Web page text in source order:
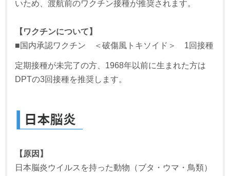
いため、渡航前のワクチン接種が推奨されます。
【ワクチンについて】
■国内承認ワクチン ＜破傷風トキソイド＞ 1回接種
定期接種が未完了の方、1968年以前に生まれた方は
DPTの3回接種を推奨します。
【原因】
日本脳炎ウイルスを持った動物（ブタ・ウマ・鳥類）